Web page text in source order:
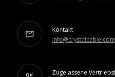
Kontakt
info@crystalcable.com
Zugelassene